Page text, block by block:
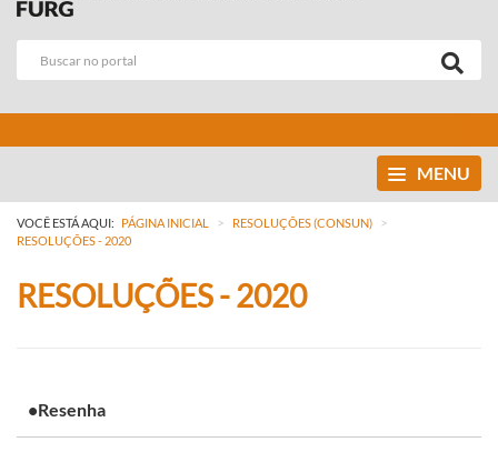
MENU
VOCÊ ESTÁ AQUI: PÁGINA INICIAL > RESOLUÇÕES (CONSUN) >
RESOLUÇÕES - 2020
RESOLUÇÕES - 2020
•Resenha